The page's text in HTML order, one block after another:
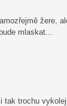
žere,
mlaskat...
tak trochu